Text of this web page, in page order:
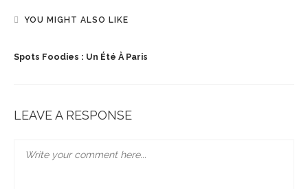
YOU MIGHT ALSO LIKE
Spots Foodies : Un Été À Paris
LEAVE A RESPONSE